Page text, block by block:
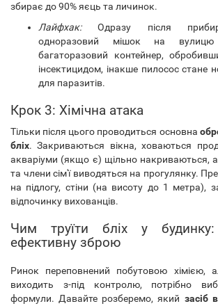
збирає до 90% яєць та личинок.
Лайфхак:Одразу після
одноразовий мішок на вулицю
багаторазовий контейнер,
інсектицидом, інакше пилосос стане
для паразитів.
Крок 3: Хімічна атака
Тільки після цього проводиться основна
бліх. Закриваються вікна, ховаються
акваріуми (якщо є) щільно накриваються,
та члени сім'ї виводяться на прогулянку.
на підлогу, стіни (на висоту до 1 метра),
відпочинку вихованців.
Чим труїти бліх у будинку:
ефективну зброю
Ринок переповнений побутовою хімією,
виходить з-під контролю, потрібно
формули. Давайте розберемо, який засіб